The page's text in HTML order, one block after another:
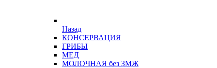
Назад
КОНСЕРВАЦИЯ
ГРИБЫ
МЕД
МОЛОЧНАЯ без ЗМЖ